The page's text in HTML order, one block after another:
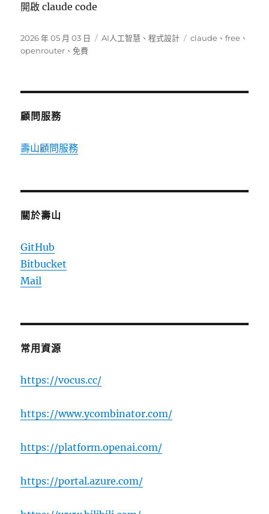
開啟 claude code
發
佈
2026 年 05 月 03 日
分
AI人工智慧 、程式設計
標
claude 、free 、
openrouter 、免費
顧問服務
壽山顧問服務
關於壽山
GitHub
Bitbucket
Mail
常用資源
https://vocus.cc/
https://www.ycombinator.com/
https://platform.openai.com/
https://portal.azure.com/